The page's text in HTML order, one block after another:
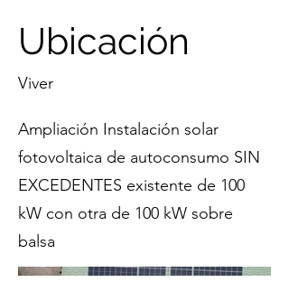
Ubicación
Viver
Ampliación Instalación solar
fotovoltaica de autoconsumo SIN
EXCEDENTES existente de 100
kW con otra de 100 kW sobre
balsa